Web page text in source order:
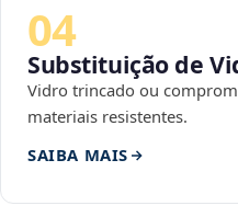
04
Substituição de
Vidro trincado ou
materiais resistentes.
SAIBA MAIS